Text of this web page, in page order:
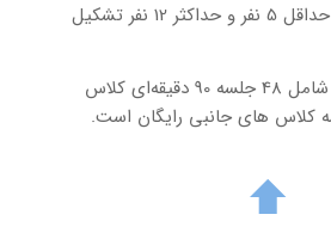
دوره گروهی آیلتس با حداقل 5 نفر و حداکثر 12 نفر تشکیل
تعداد جلسات دوره نیز شامل 48 جلسه 90 دقیقه‌ای کلاس